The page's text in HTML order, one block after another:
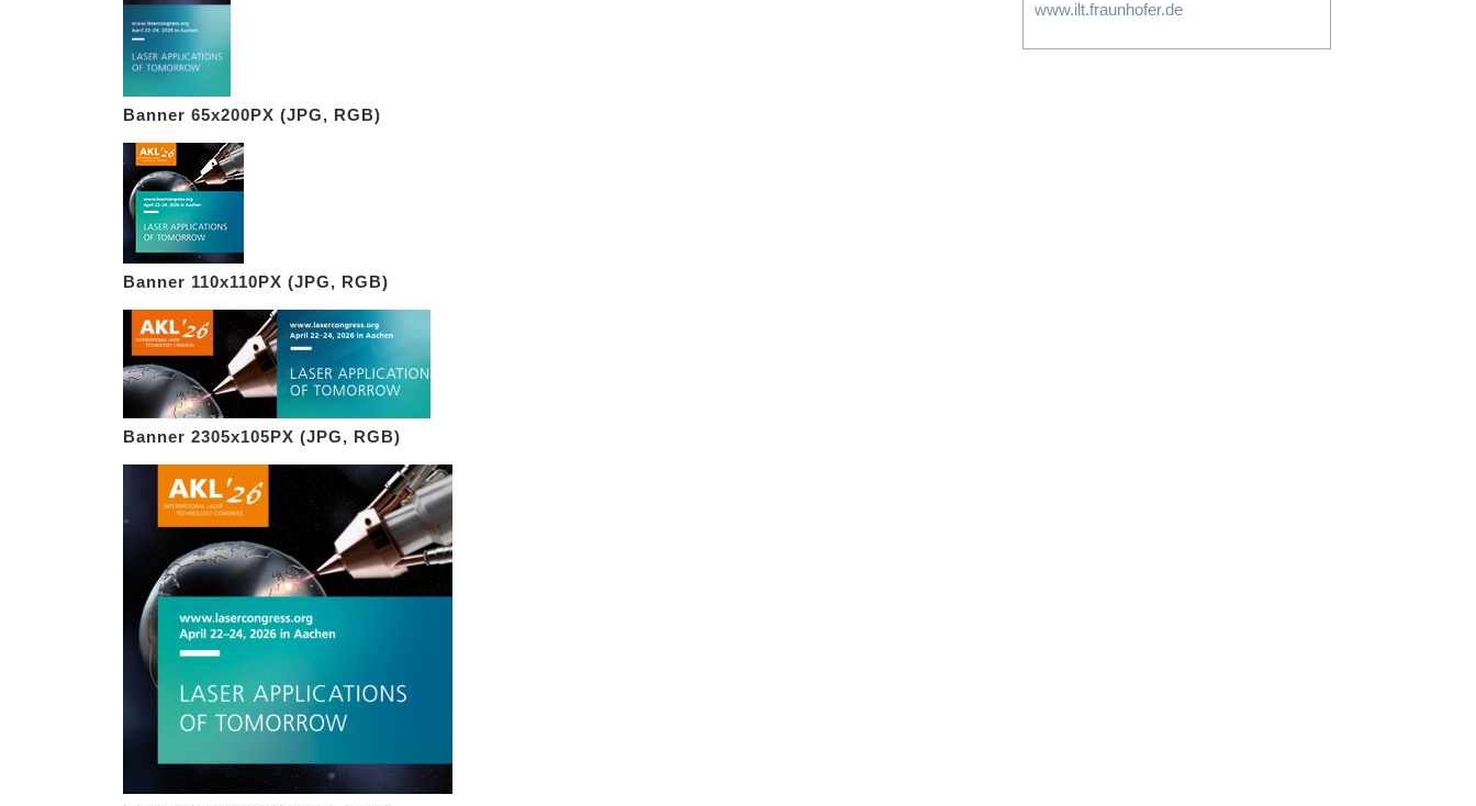
Banner 65x200PX (JPG, RGB)
Banner 110x110PX (JPG, RGB)
Banner 2305x105PX (JPG, RGB)
www.ilt.fraunhofer.de